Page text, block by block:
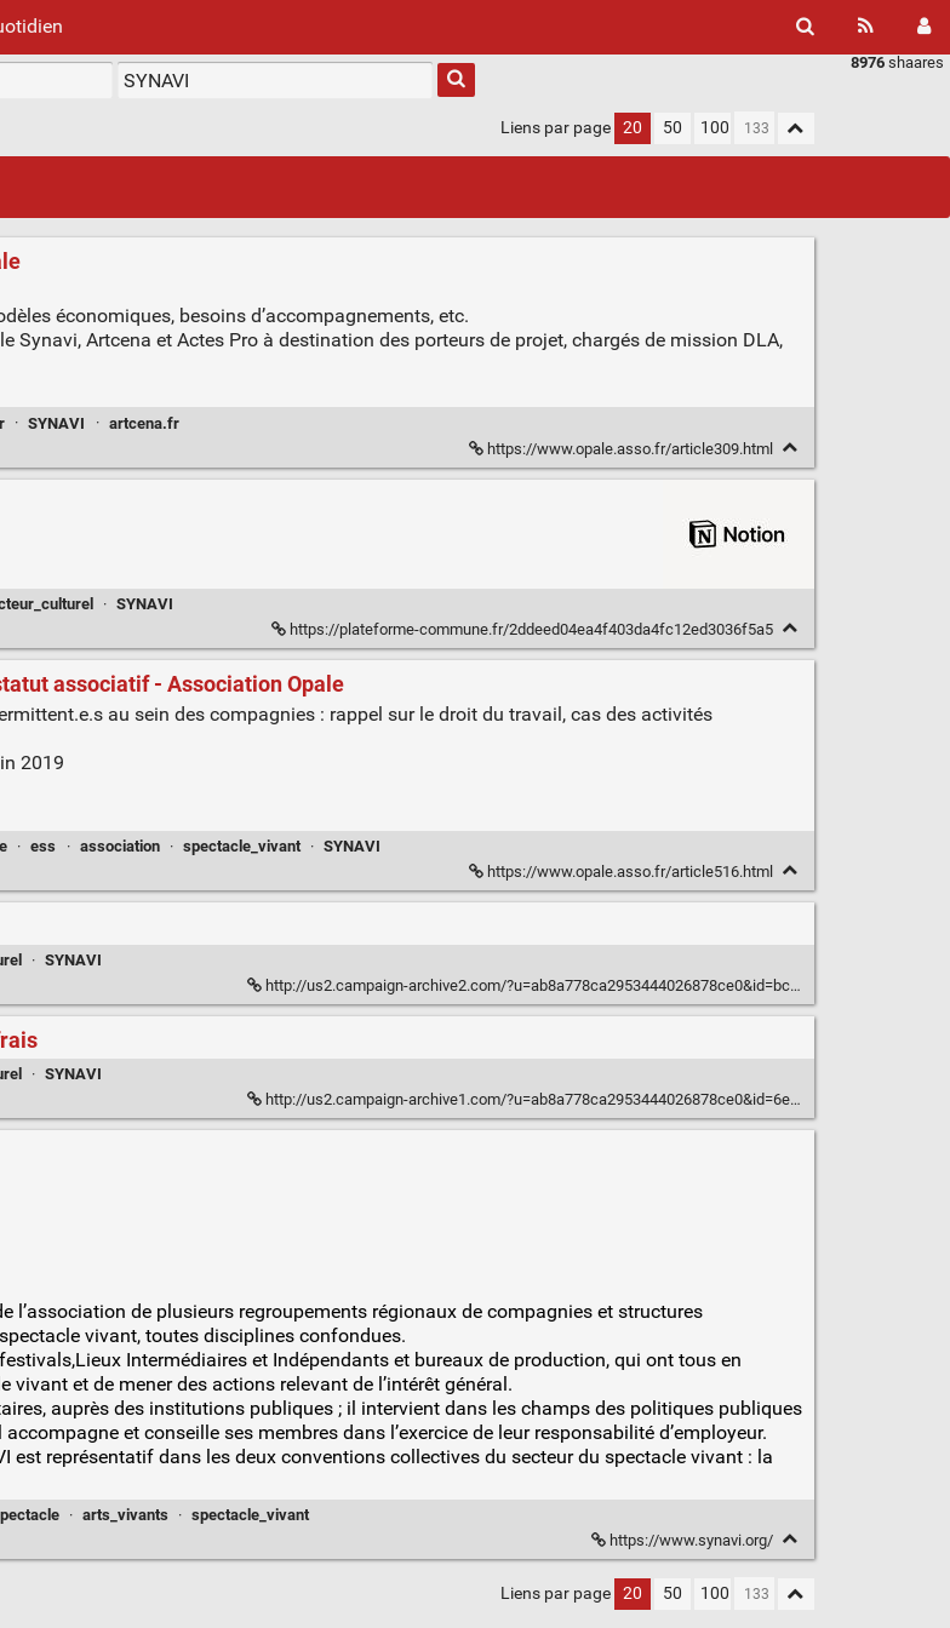
8976 shaares
Liens par page 20 50 100
économiques, besoins d’accompagnements, etc.
Synavi, Artcena et Actes Pro à destination des porteurs de projet, chargés de mission DLA,
· SYNAVI · artcena.fr
https://www.opale.asso.fr/article309.html
· SYNAVI
https://plateforme-commune.fr/2ddeed04ea4f403da4fc12ed3036f5a5
associatif - Association Opale
au sein des compagnies : rappel sur le droit du travail, cas des activités
2019
· ess · association · spectacle_vivant · SYNAVI
https://www.opale.asso.fr/article516.html
· SYNAVI
http://us2.campaign-archive2.com/?u=ab8a778ca2953444026878ce0&id=bc8c1c3f19
· SYNAVI
http://us2.campaign-archive1.com/?u=ab8a778ca2953444026878ce0&id=6e3d9ce592&e=8f76fb0d1b
l’association de plusieurs regroupements régionaux de compagnies et structures
vivant, toutes disciplines confondues.
Intermédiaires et Indépendants et bureaux de production, qui ont tous en
et de mener des actions relevant de l’intérêt général.
auprès des institutions publiques ; il intervient dans les champs des politiques publiques
et conseille ses membres dans l’exercice de leur responsabilité d’employeur.
est représentatif dans les deux conventions collectives du secteur du spectacle vivant : la
· arts_vivants · spectacle_vivant
https://www.synavi.org/
Liens par page 20 50 100